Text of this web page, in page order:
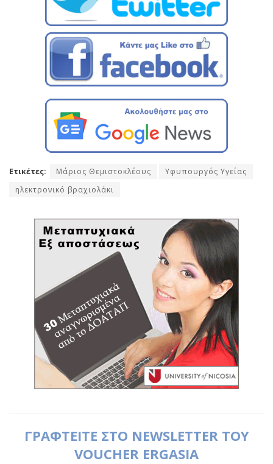
Ετικέτες: Μάριος Θεμιστοκλέους
Υφυπουργός Υγείας
ηλεκτρονικό βραχιολάκι
ΓΡΑΦΤΕΙΤΕ ΣΤΟ NEWSLETTER ΤΟΥ
VOUCHER ERGASIA